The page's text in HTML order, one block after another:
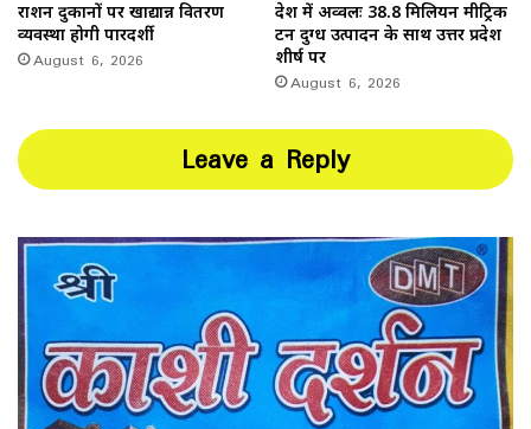
राशन दुकानों पर खाद्यान्न वितरण
व्यवस्था होगी पारदर्शी
August 6, 2026
देश में अव्वलः 38.8 मिलियन मीट्रिक
टन दुग्ध उत्पादन के साथ उत्तर प्रदेश
शीर्ष पर
August 6, 2026
Leave a Reply